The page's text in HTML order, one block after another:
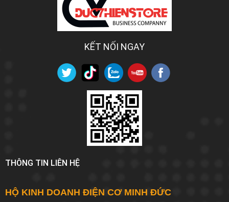
KẾT NỐI NGAY
THÔNG TIN LIÊN HỆ
HỘ KINH DOANH ĐIỆN CƠ MINH ĐỨC